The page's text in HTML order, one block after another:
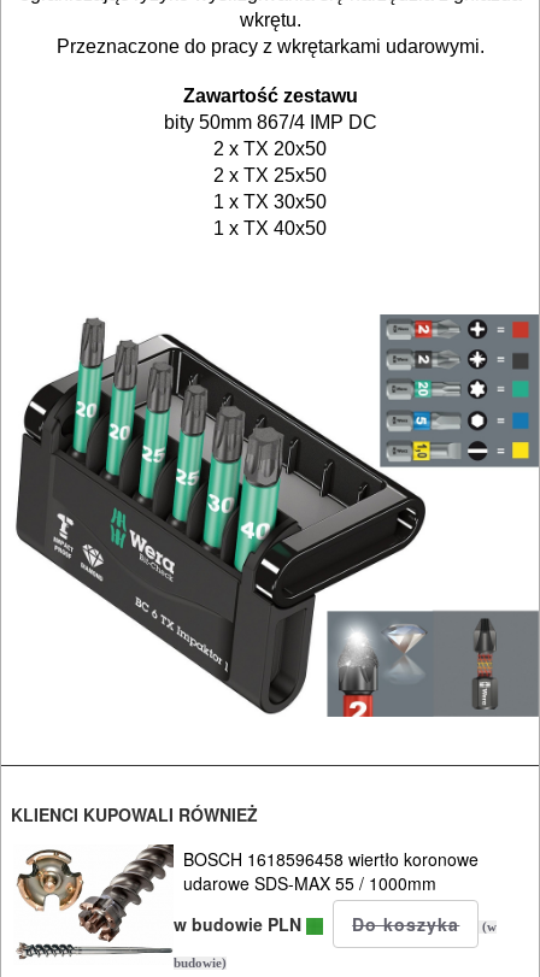
kluczy
udarowych
Do
młotowiertarek
Do
młotów
udarowych
Do
nożyc
odkurzaczy
Do
opalarek
Do
pilarek
wkrętu.
Przeznaczone do pracy z wkrętarkami udarowymi.
Zawartość zestawu
bity 50mm 867/4 IMP DC
2 x TX 20x50
2 x TX 25x50
1 x TX 30x50
1 x TX 40x50
KLIENCI KUPOWALI RÓWNIEŻ
BOSCH 1618596458 wiertło koronowe
udarowe SDS-MAX 55 / 1000mm
w budowie PLN
(w
budowie)